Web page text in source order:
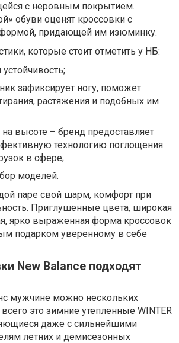
с неровным покрытием.
обуви оценят кроссовки с
придающей им изюминку.
которые стоит отметить у НБ:
зафиксирует ногу, поможет
растяжения и подобных им
высоте – бренд предоставляет
технологию поглощения
в сфере;
моделей.
паре свой шарм, комфорт при
Приглушенные цвета, широкая
ярко выраженная форма кроссовок
подарком уверенному в себе
New Balance подходят
мужчине можно нескольких
это зимние утепленные WINTER
даже с сильнейшими
летних и демисезонных